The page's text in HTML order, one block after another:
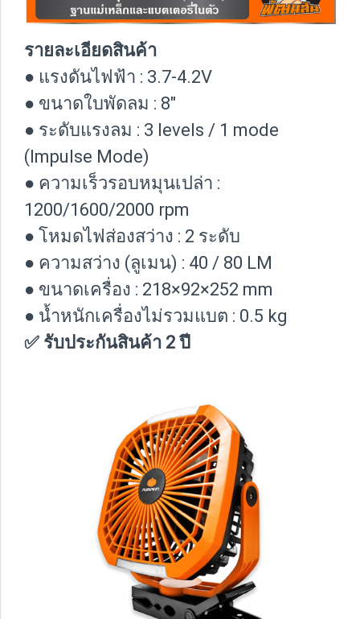
รายละเอียดสินค้า
● แรงดันไฟฟ้า : 3.7-4.2V
● ขนาดใบพัดลม : 8″
● ระดับแรงลม : 3 levels / 1 mode
(Impulse Mode)
● ความเร็วรอบหมุนเปล่า :
1200/1600/2000 rpm
● โหมดไฟส่องสว่าง : 2 ระดับ
● ความสว่าง (ลูเมน) : 40 / 80 LM
● ขนาดเครื่อง : 218×92×252 mm
● น้ำหนักเครื่องไม่รวมแบต : 0.5 kg
✅ รับประกันสินค้า 2 ปี